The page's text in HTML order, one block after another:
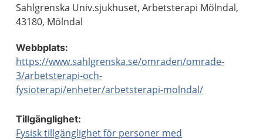
Sahlgrenska Univ.sjukhuset, Arbetsterapi Mölndal,
43180, Mölndal
Webbplats:
https://www.sahlgrenska.se/omraden/omrade-
3/arbetsterapi-och-
fysioterapi/enheter/arbetsterapi-molndal/
Tillgänglighet:
Fysisk tillgänglighet för personer med